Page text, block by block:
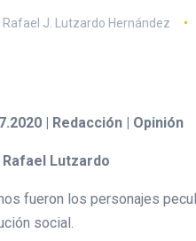
Rafael J. Lutzardo Hernández
| Redacción | Opinión
Rafael Lutzardo
fueron los personajes
social.